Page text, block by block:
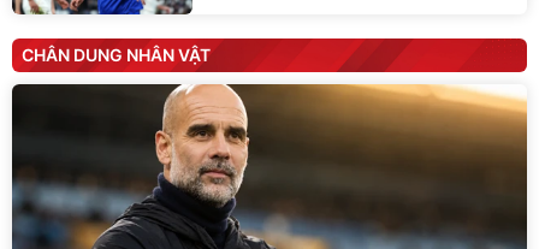
CHÂN DUNG NHÂN VẬT